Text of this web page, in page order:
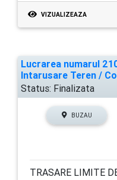
VIZUALIZEAZA
Lucrarea numarul
Intarusare Teren /
Status: Finalizata
BUZAU
TRASARE LIMITE